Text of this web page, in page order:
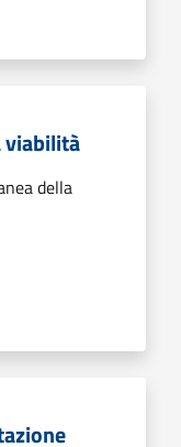
viabilità
della